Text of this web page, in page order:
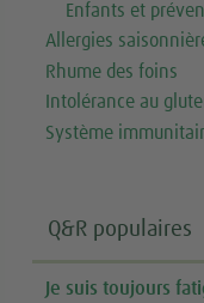
Enfants et
Allergies
Rhume des foins
Intolérance au
Système
Q&R populaires
Je suis toujours